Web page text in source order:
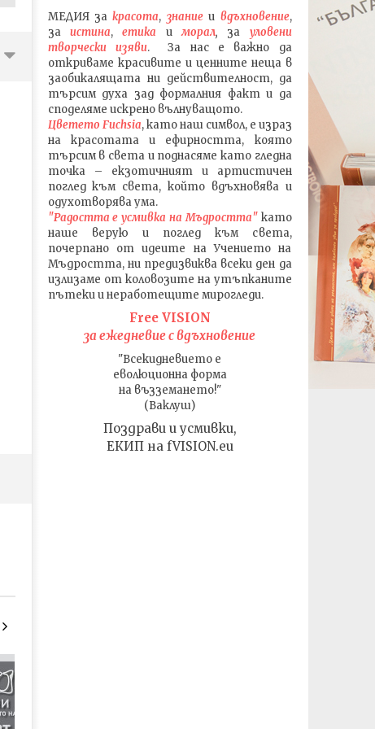
ПЪТЯТ на Stray Kids в РЕАЛИТИ
ФОРМАТА Kingdom: Legendary
fVISION.eu
Песента FREEze на
какво се крие в текста
погледа на Корейската
култура, ЧАСТ 1
05.04.2016
МЕДИЯзакрасота, знаниеи вдъхновение,
за истина,етика иморал, за уловени
творчески изяви. За нас е важно да
откриваме красивите и ценните неща в
заобикалящата ни действителност, да
търсим духа зад формалния факт и да
споделяме искрено вълнуващото.
Цветето Fuchsia, като наш символ, е израз
на красотата и ефирността, която
търсим в света и поднасяме като гледна
точка – екзотичният и артистичен
поглед към света, който вдъхновява и
одухотворява ума.
"Радостта е усмивка на Мъдростта"като
наше верую и поглед към света,
почерпано от идеите на Учението на
Мъдростта,ни предизвиква всеки ден да
излизаме от коловозите на утъпканите
пътеки и неработещите мирогледи.
Free VISION
за ежедневие с вдъхновение
"Всекидневието е
еволюционна форма
на възземането!"
(Ваклуш)
Поздрави и усмивки,
ЕКИП на fVISION.eu